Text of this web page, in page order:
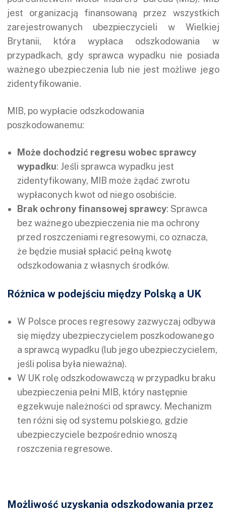
jest organizacją finansowaną przez wszystkich
zarejestrowanych ubezpieczycieli w Wielkiej
Brytanii, która wypłaca odszkodowania w
przypadkach, gdy sprawca wypadku nie posiada
ważnego ubezpieczenia lub nie jest możliwe jego
zidentyfikowanie.
MIB, po wypłacie odszkodowania
poszkodowanemu:
Może dochodzić regresu wobec sprawcy
wypadku: Jeśli sprawca wypadku jest
zidentyfikowany, MIB może żądać zwrotu
wypłaconych kwot od niego osobiście.
Brak ochrony finansowej sprawcy: Sprawca
bez ważnego ubezpieczenia nie ma ochrony
przed roszczeniami regresowymi, co oznacza,
że będzie musiał spłacić pełną kwotę
odszkodowania z własnych środków.
Różnica w podejściu między Polską a UK
W Polsce proces regresowy zazwyczaj odbywa
się między ubezpieczycielem poszkodowanego
a sprawcą wypadku (lub jego ubezpieczycielem,
jeśli polisa była nieważna).
W UK rolę odszkodowawczą w przypadku braku
ubezpieczenia pełni MIB, który następnie
egzekwuje należności od sprawcy. Mechanizm
ten różni się od systemu polskiego, gdzie
ubezpieczyciele bezpośrednio wnoszą
roszczenia regresowe.
Możliwość uzyskania odszkodowania przez